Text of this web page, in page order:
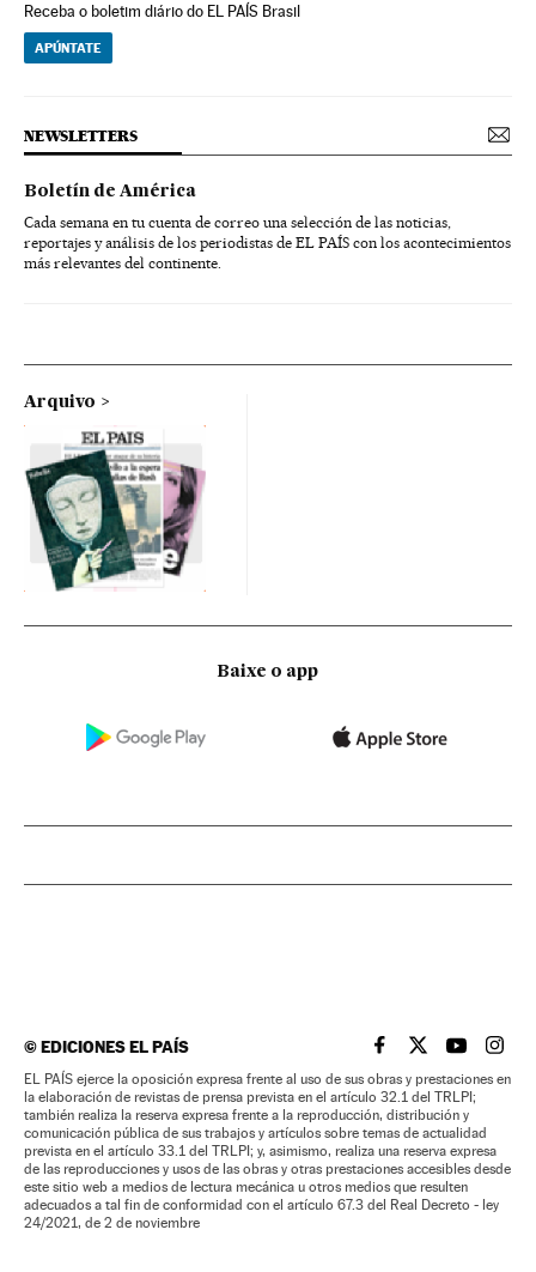
Receba o boletim diário do EL PAÍS Brasil
APÚNTATE
NEWSLETTERS
Boletín de América
Cada semana en tu cuenta de correo una selección de las noticias,
reportajes y análisis de los periodistas de EL PAÍS con los acontecimientos
más relevantes del continente.
Arquivo
Baixe o app
©EDICIONES EL PAÍS EL PAÍS BRASIL EN
EL PAÍSEL PAÍS
EL
EL PAÍS ejerce la oposición expresa frente al uso de sus obras y prestaciones en
la elaboración de revistas de prensa prevista en el artículo 32.1 del TRLPI;
también realiza la reserva expresa frente a la reproducción, distribución y
comunicación pública de sus trabajos y artículos sobre temas de actualidad
prevista en el artículo 33.1 del TRLPI; y, asimismo, realiza una reserva expresa
de las reproducciones y usos de las obras y otras prestaciones accesibles desde
este sitio web a medios de lectura mecánica u otros medios que resulten
adecuados a tal fin de conformidad con el artículo 67.3 del Real Decreto - ley
24/2021, de 2 de noviembre